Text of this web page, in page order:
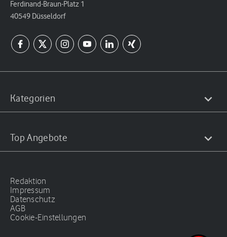
Ferdinand-Braun-Platz 1
40549 Düsseldorf
Kategorien
Top Angebote
Redaktion
Impressum
Datenschutz
AGB
Cookie-Einstellungen